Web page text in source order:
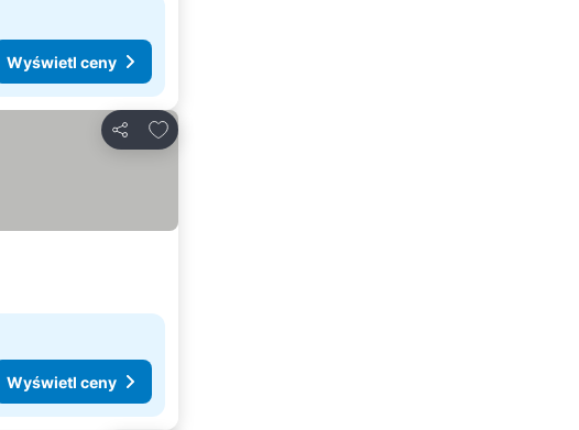
Wyświetl ceny
Udostępnij
Dodaj do ulubionych
Wyświetl ceny